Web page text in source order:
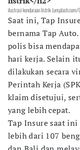
ilustrasi kendaraan listrik (unsplash.com/
Saat ini, Tap
bernama Tap
polis bisa
hari kerja. Selain
dilakukan secara
Perintah Kerja
klaim disetujui,
yang lebih cepat.
Tap Insure saat ini
lebih dari 107